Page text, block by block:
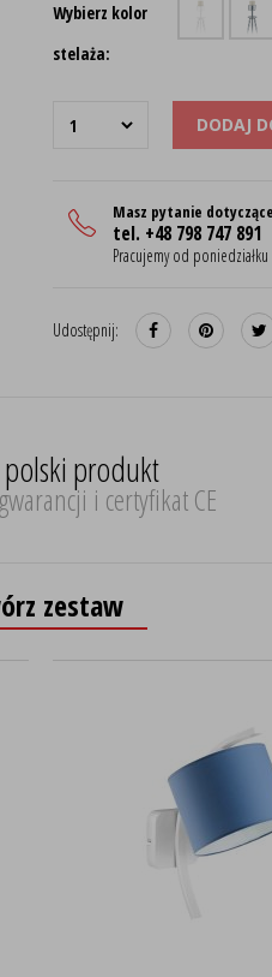
Wybierz kolor
stelaża:
DODAJ
Masz pytanie
tel. +48 798 747 891
Pracujemy od
Udostępnij:
polski produkt
i certyfikat CE
zestaw